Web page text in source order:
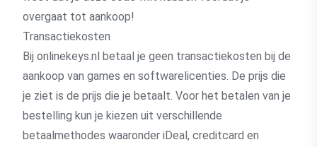
overgaat tot aankoop!
Transactiekosten
Bij onlinekeys.nl betaal je geen transactiekosten bij de
aankoop van games en softwarelicenties. De prijs die
je ziet is de prijs die je betaalt. Voor het betalen van je
bestelling kun je kiezen uit verschillende
betaalmethodes waaronder iDeal, creditcard en